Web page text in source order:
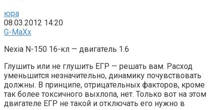
юра
08.03.2012 14:20
G-MaXx
Nexia N-150 16-кл — двигатель 1.6
Глушить или не глушить ЕГР — решать вам. Расход
уменьшится незначительно, динамику почувствовать
должны. В принципе, отрицательных факторов, кроме
так более токсичного выхлопа, нет. Только вот на этом
двигателе ЕГР не такой и отключать его нужно в